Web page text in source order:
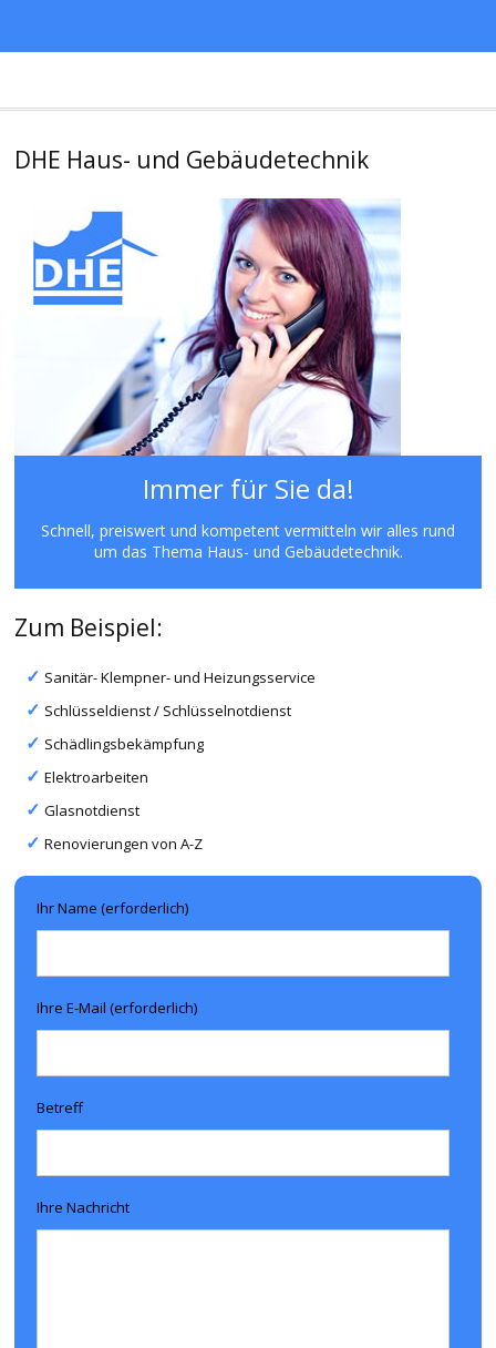
DHE Haus- und Gebäudetechnik
Immer für Sie da!
Schnell, preiswert und kompetent vermitteln wir alles rund
um das Thema Haus- und Gebäudetechnik.
Zum Beispiel:
Sanitär- Klempner- und Heizungsservice
Schlüsseldienst / Schlüsselnotdienst
Schädlingsbekämpfung
Elektroarbeiten
Glasnotdienst
Renovierungen von A-Z
Ihr Name (erforderlich)
Ihre E-Mail (erforderlich)
Betreff
Ihre Nachricht